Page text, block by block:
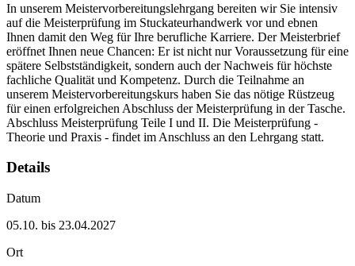
In unserem Meistervorbereitungslehrgang bereiten wir Sie intensiv
auf die Meisterprüfung im Stuckateurhandwerk vor und ebnen
Ihnen damit den Weg für Ihre berufliche Karriere. Der Meisterbrief
eröffnet Ihnen neue Chancen: Er ist nicht nur Voraussetzung für eine
spätere Selbstständigkeit, sondern auch der Nachweis für höchste
fachliche Qualität und Kompetenz. Durch die Teilnahme an
unserem Meistervorbereitungskurs haben Sie das nötige Rüstzeug
für einen erfolgreichen Abschluss der Meisterprüfung in der Tasche.
Abschluss Meisterprüfung Teile I und II. Die Meisterprüfung -
Theorie und Praxis - findet im Anschluss an den Lehrgang statt.
Details
Datum
05.10. bis 23.04.2027
Ort